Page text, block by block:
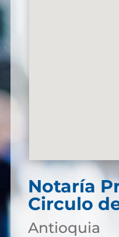
Notaría
Circulo
Antioquia